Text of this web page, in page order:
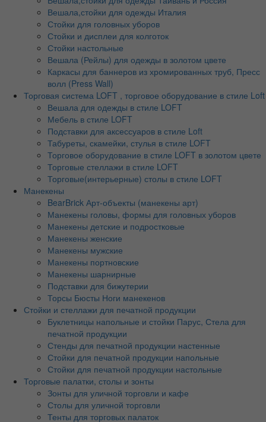
Вешала,стойки для одежды Италия
Стойки для головных уборов
Стойки и дисплеи для колготок
Стойки настольные
Вешала (Рейлы) для одежды в золотом цвете
Каркасы для баннеров из хромированных труб, Пресс
волл (Press Wall)
Торговая система LOFT , торговое оборудование в стиле Loft
Вешала для одежды в стиле LOFT
Мебель в стиле LOFT
Подставки для аксессуаров в стиле Loft
Табуреты, скамейки, стулья в стиле LOFT
Торговое оборудование в стиле LOFT в золотом цвете
Торговые стеллажи в стиле LOFT
Торговые(интерьерные) столы в стиле LOFT
Манекены
BearBrick Арт-объекты (манекены арт)
Манекены головы, формы для головных уборов
Манекены детские и подростковые
Манекены женские
Манекены мужские
Манекены портновские
Манекены шарнирные
Подставки для бижутерии
Торсы Бюсты Ноги манекенов
Стойки и стеллажи для печатной продукции
Буклетницы напольные и стойки Парус, Стела для
печатной продукции
Стенды для печатной продукции настенные
Стойки для печатной продукции напольные
Стойки для печатной продукции настольные
Торговые палатки, столы и зонты
Зонты для уличной торговли и кафе
Столы для уличной торговли
Тенты для торговых палаток